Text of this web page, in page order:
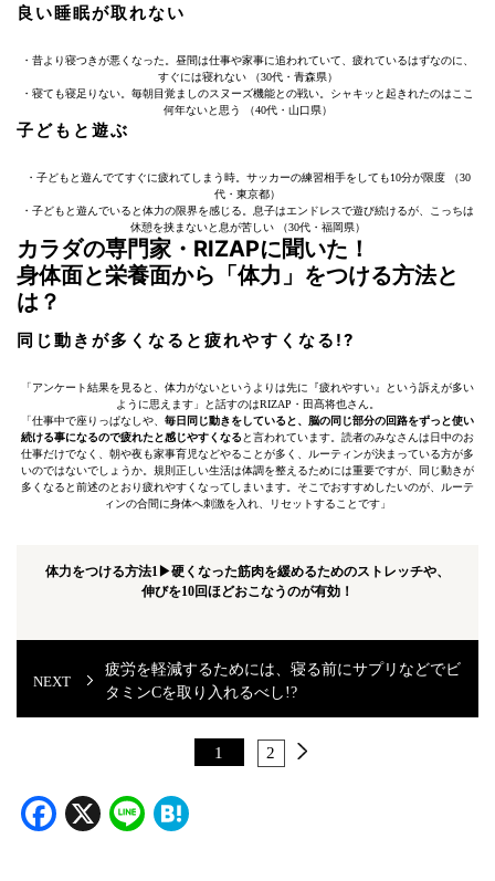
良い睡眠が取れない
・昔より寝つきが悪くなった。昼間は仕事や家事に追われていて、疲れているはずなのに、
すぐには寝れない （30代・青森県）
・寝ても寝足りない。毎朝目覚ましのスヌーズ機能との戦い。シャキッと起きれたのはここ
何年ないと思う （40代・山口県）
子どもと遊ぶ
・子どもと遊んでてすぐに疲れてしまう時。サッカーの練習相手をしても10分が限度 （30
代・東京都）
・子どもと遊んでいると体力の限界を感じる。息子はエンドレスで遊び続けるが、こっちは
休憩を挟まないと息が苦しい （30代・福岡県）
カラダの専門家・RIZAPに聞いた！
身体面と栄養面から「体力」をつける方法と
は？
同じ動きが多くなると疲れやすくなる!?
「アンケート結果を見ると、体力がないというよりは先に『疲れやすい』という訴えが多い
ように思えます」と話すのはRIZAP・田髙将也さん。
「仕事中で座りっぱなしや、 毎日同じ動きをしていると、脳の同じ部分の回路をずっと使い
続ける事になるので疲れたと感じやすくなる と言われています。読者のみなさんは日中のお
仕事だけでなく、朝や夜も家事育児などやることが多く、ルーティンが決まっている方が多
いのではないでしょうか。規則正しい生活は体調を整えるためには重要ですが、同じ動きが
多くなると前述のとおり疲れやすくなってしまいます。そこでおすすめしたいのが、ルーテ
ィンの合間に身体へ刺激を入れ、リセットすることです」
体力をつける方法1▶︎硬くなった筋肉を緩めるためのストレッチや、
伸びを10回ほどおこなうのが有効！
疲労を軽減するためには、寝る前にサプリなどでビ
タミンCを取り入れるべし!?
1 2
Facebook
X Line